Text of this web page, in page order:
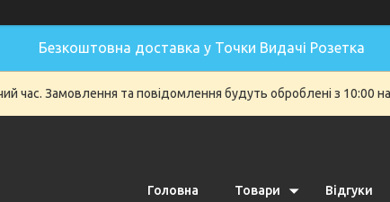
Безкоштовна доставка у Точки Видачі Розетка
час. Замовлення та повідомлення будуть оброблені з 10:00
Головна Товари Відгуки